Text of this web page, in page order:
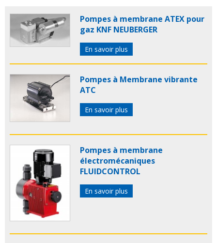
membranepompe industrielle
pompes a membrane pompe membrane pompe a
membrane pour
graco pompe graco husky
pneumatiquepompe alimentaire
pompe gracopompe husky
husky
Pompes à membrane ATEX pour
gaz KNF NEUBERGER
En savoir plus
Pompes à Membrane vibrante
ATC
En savoir plus
Pompes à membrane
électromécaniques
FLUIDCONTROL
En savoir plus